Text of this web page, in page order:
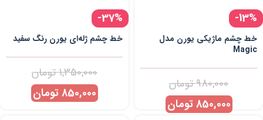
-13%
خط چشم ماژیکی یورن مدل
Magic
980,000تومان
850,000 تومان
-37%
خط چشم ژله‌ای یورن رنگ سفید
1,350,000تومان
850,000 تومان